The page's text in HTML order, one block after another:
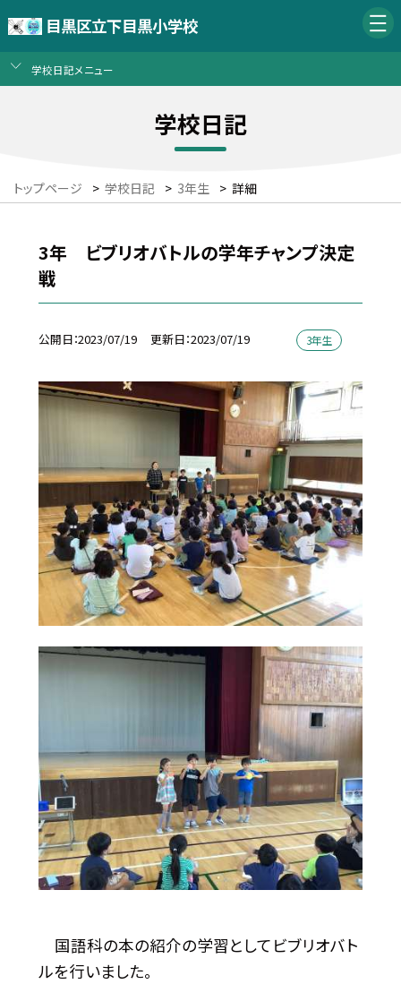
目黒区立下目黒小学校
学校日記メニュー
学校日記
トップページ > 学校日記 > 3年生 > 詳細
3年 ビブリオバトルの学年チャンプ決定
戦
公開日 2023/07/19 更新日 2023/07/19 3年生
国語科の本の紹介の学習としてビブリオバト
ルを行いました。